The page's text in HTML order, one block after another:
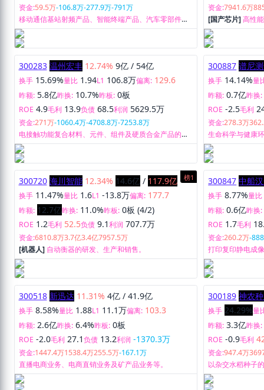
资金:59.5万-106.8万-277.9万-791万
移动通信基站射频产品、智能终端产品、汽车零部件的
研发、生产和销售。
资金:7941.6万
[国产芯片]高性
300283 温州宏丰 12.74% 9亿 / 54亿
换手 15.69%量比 1.94L1 106.8万偏离: 129.6
昨额: 5.8亿昨换: 10.7%昨板: 0板
ROE 4.9毛利 13.9负债 68.5利润 5629.5万
资金:271万-1060.4万-4708.8万-7253.8万
电接触功能复合材料、元件、组件及硬质合金产品的研
发、生产和销售。
300887 谱尼
换手 14.14%量
昨额: 0.7亿昨换:
ROE -2.5毛利
资金:278.3万
生命科学与健康
电子电器检测、
榜1
300720 海川智能 12.34% 14.6亿 / 117.9亿
换手 11.47%量比 1.6L1 -13.8万偏离: 177.7
昨额: 12.7亿昨换: 11.0%昨板: 0板 (4/2)
ROE 1.2毛利 52.5负债 9.1利润 707.7万
资金:6810.8万3.7亿3.4亿7957.5万
[机器人] 自动衡器的研发、生产和销售。
300847 中船
换手 8.77%量比
昨额: 0.6亿昨换:
ROE 1.7毛利
资金:260.2万-
打印复印静电成
售。
300518 新迅达 11.31% 4亿 / 41.9亿
换手 8.58%量比 1.88L1 11.1万偏离: 103.3
昨额: 2.6亿昨换: 6.4%昨板: 0板
ROE -2.0毛利 27.1负债 13.2利润 -1370.3万
资金:1447.4万1538.4万255.5万-167.1万
直播电商业务、电商直销业务及矿产品业务等。
300189 神农
换手 24.29%量
昨额: 3.3亿昨换:
ROE -0.9毛利
资金:947.4万
以杂交水稻种子
从事水稻、玉米
产、销售和技术